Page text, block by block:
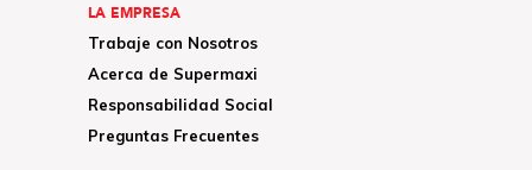
LA EMPRESA
Trabaje con Nosotros
Acerca de Supermaxi
Responsabilidad Social
Preguntas Frecuentes